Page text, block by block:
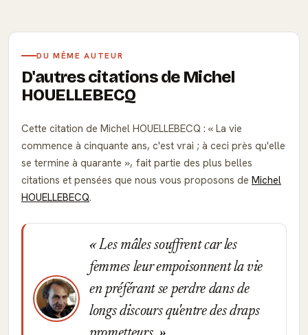
DU MÊME AUTEUR
D'autres citations de Michel
HOUELLEBECQ
Cette citation de Michel HOUELLEBECQ :
La vie
commence à cinquante ans, c'est vrai ; à ceci près qu'elle
se termine à quarante
, fait partie des plus belles
citations et pensées que nous vous proposons de Michel
HOUELLEBECQ.
Les mâles souffrent car les
femmes leur empoisonnent la vie
en préférant se perdre dans de
longs discours qu'entre des draps